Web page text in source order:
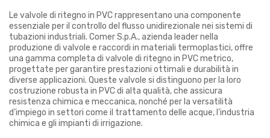
Le valvole di ritegno in PVC rappresentano una componente
essenziale per il controllo del flusso unidirezionale nei sistemi di
tubazioni industriali. Comer S.p.A., azienda leader nella
produzione di valvole e raccordi in materiali termoplastici, offre
una gamma completa di valvole di ritegno in PVC metrico,
progettate per garantire prestazioni ottimali e durabilità in
diverse applicazioni. Queste valvole si distinguono per la loro
costruzione robusta in PVC di alta qualità, che assicura
resistenza chimica e meccanica, nonché per la versatilità
d’impiego in settori come il trattamento delle acque, l’industria
chimica e gli impianti di irrigazione.